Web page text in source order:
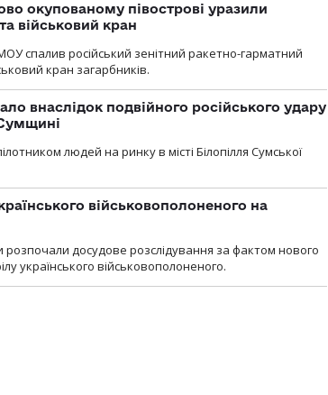
окупованому півострові уразили
військовий кран
спалив російський зенітний ракетно-гарматний
кран загарбників.
внаслідок подвійного російського удару
людей на ринку в місті Білопілля Сумської
військовополоненого на
розпочали досудове розслідування за фактом нового
українського військовополоненого.